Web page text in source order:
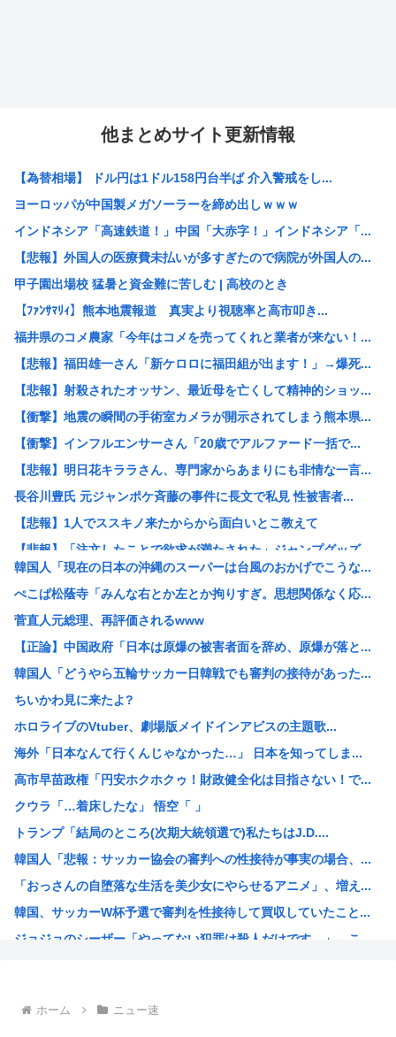
他まとめサイト更新情報
【為替相場】 ドル円は1ドル158円台半ば 介入警戒をし...
ヨーロッパが中国製メガソーラーを締め出しｗｗｗ
インドネシア「高速鉄道！」中国「大赤字！」インドネシア「...
【悲報】外国人の医療費未払いが多すぎたので病院が外国人の...
甲子園出場校 猛暑と資金難に苦しむ | 高校のとき
【ﾌｧﾝｻﾏﾘｨ】熊本地震報道 真実より視聴率と高市叩き...
福井県のコメ農家「今年はコメを売ってくれと業者が来ない！...
【悲報】福田雄一さん「新ケロロに福田組が出ます！」→爆死...
【悲報】射殺されたオッサン、最近母を亡くして精神的ショッ...
【衝撃】地震の瞬間の手術室カメラが開示されてしまう熊本県...
【衝撃】インフルエンサーさん「20歳でアルファード一括で...
【悲報】明日花キララさん、専門家からあまりにも非情な一言...
長谷川豊氏 元ジャンポケ斉藤の事件に長文で私見 性被害者...
【悲報】1人でススキノ来たからから面白いとこ教えて
【悲報】「注文したことで欲求が満たされた」ジャンプグッズ...
【正論】イスラエル政府元高官 「原爆式典にうんざり」
韓国人「現在の日本の沖縄のスーパーは台風のおかげでこうな...
工場夜勤ぼく「大谷翔平応援してるの？お前の人生に1ミリも...
ワイ「個人居酒屋だ！入ったろ」 店長「…いらっしゃぃ(ﾎ...
大日本帝国陸軍「侵攻できたとして、食糧どうすんだよ」大本...
【朗報】イギリス、タバコ販売禁止法案を可決www
韓国サッカー協会、2011～12年に国際審判員らを性接待
クビになったバイト先の店長のインスタ見つけた
【画像】大企業「働きたくない人へ」←10万いいね！
【画像】東出昌大の再婚相手の体があまりにすごいｗｗｗ
【悲報】熊本県知事、報道陣土足取材にマジギレ「遺族や被災...
2026年レズが好きなK-POPアイドル発表！ぶち抜き1...
【速報】 高市政権、エース級の財務官僚・一松旬氏を左遷「...
甲子園出場校 猛暑と資金難に苦しむ
韓国人「現在の日本の沖縄のスーパーは台風のおかげでこうな...
ぺこぱ松蔭寺「みんな右とか左とか拘りすぎ。思想関係なく応...
菅直人元総理、再評価されるwww
【正論】中国政府「日本は原爆の被害者面を辞め、原爆が落と...
韓国人「どうやら五輪サッカー日韓戦でも審判の接待があった...
ちいかわ見に来たよ?
ホロライブのVtuber、劇場版メイドインアビスの主題歌...
海外「日本なんて行くんじゃなかった…」 日本を知ってしま...
高市早苗政権「円安ホクホクゥ！財政健全化は目指さない！で...
クウラ「…着床したな」 悟空「 」
トランプ「結局のところ(次期大統領選で)私たちはJ.D....
韓国人「悲報：サッカー協会の審判への性接待が事実の場合、...
「おっさんの自堕落な生活を美少女にやらせるアニメ」、増え...
韓国、サッカーW杯予選で審判を性接待して買収していたこと...
ジョジョのシーザー「やってない犯罪は殺人だけです。」←こ...
韓国サッカー協会、外国人審判員数十人に性的接待。羨ま死刑
ホーム ニュー速